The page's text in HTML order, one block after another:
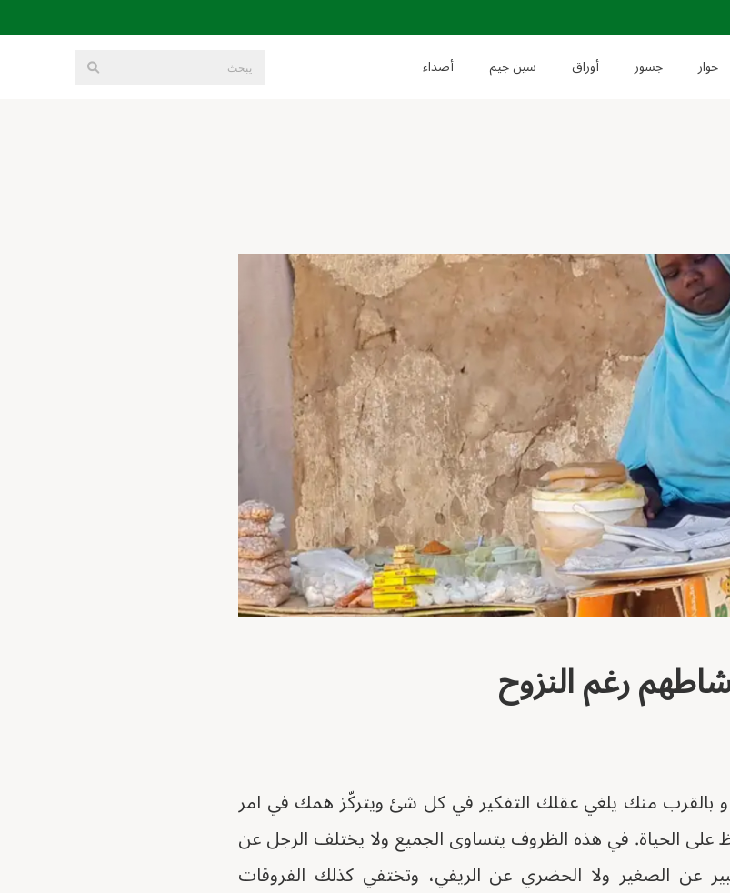
حوار جسور أوراق سين جيم أصداء
رغم النزوح
بالقرب منك يلغي عقلك التفكير في كل شئ ويتركّز همك في امر
على الحياة. في هذه الظروف يتساوى الجميع ولا يختلف الرجل عن
عن الصغير ولا الحضري عن الريفي، وتختفي كذلك الفروقات